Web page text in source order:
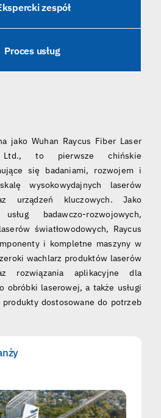
zespół
Proces usług
jako Wuhan Raycus Fiber Laser
Ltd., to pierwsze chińskie
się badaniami, rozwojem i
wysokowydajnych laserów
urządzeń kluczowych. Jako
badawczo-rozwojowych,
światłowodowych, Raycus
i kompletne maszyny w
wachlarz produktów laserów
rozwiązania aplikacyjne dla
obróbki laserowej, a także usługi
dostosowane do potrzeb